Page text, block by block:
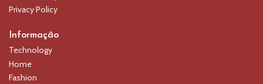
Privacy Policy
Informação
Technology
Home
Fashion